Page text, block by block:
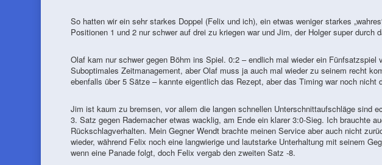
So hatten wir ein sehr starkes Doppel (Felix und ich), ein etwas weniger starkes
Positionen 1 und 2 nur schwer auf drei zu kriegen war und Jim, der Holger super durch
Olaf kam nur schwer gegen Böhm ins Spiel. 0:2 – endlich mal wieder ein
Suboptimales Zeitmanagement, aber Olaf muss ja auch mal wieder zu seinem recht
ebenfalls über 5 Sätze – kannte eigentlich das Rezept, aber das Timing war noch nicht
Jim ist kaum zu bremsen, vor allem die langen schnellen Unterschnittaufschläge sind
3. Satz gegen Rademacher etwas wacklig, am Ende ein klarer 3:0-Sieg. Ich brauchte
Rückschlagverhalten. Mein Gegner Wendt brachte meinen Service aber auch nicht
wieder, während Felix noch eine langwierige und lautstarke Unterhaltung mit seinem
wenn eine Panade folgt, doch Felix vergab den zweiten Satz -8.